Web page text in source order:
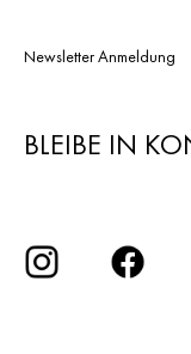
Newsletter Anmeldung
BLEIBE IN